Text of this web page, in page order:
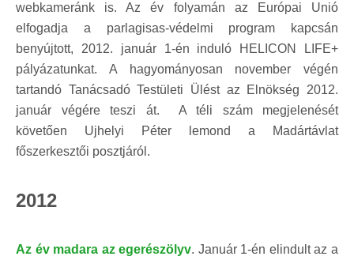
webkameránk is. Az év folyamán az Európai Unió
elfogadja a parlagisas-védelmi program kapcsán
benyújtott, 2012. január 1-én induló HELICON LIFE+
pályázatunkat. A hagyományosan november végén
tartandó Tanácsadó Testületi Ülést az Elnökség 2012.
január végére teszi át. A téli szám megjelenését
követően Ujhelyi Péter lemond a Madártávlat
főszerkesztői posztjáról.
2012
Az év madara az egerészölyv. Január 1-én elindult az a